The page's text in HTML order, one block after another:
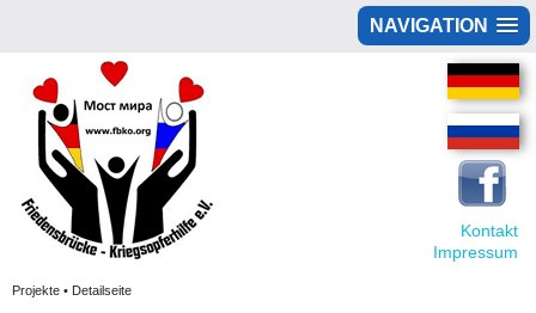
NAVIGATION
Kontakt
Impressum
Projekte • Detailseite